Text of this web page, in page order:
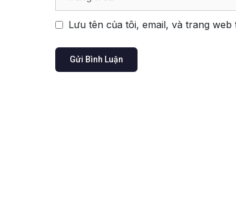
Lưu tên của tôi, email, và trang